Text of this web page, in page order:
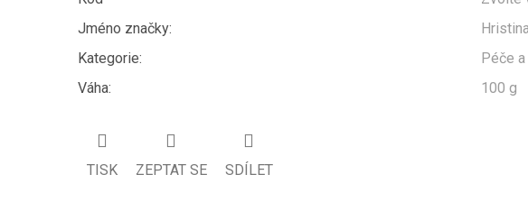
Jméno značky:
Kategorie:
Péče
Váha: 100 g
TISK ZEPTAT SE SDÍLET